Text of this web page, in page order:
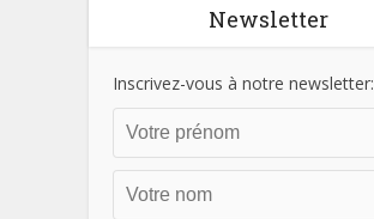
Newsletter
Inscrivez-vous à notre newsletter: